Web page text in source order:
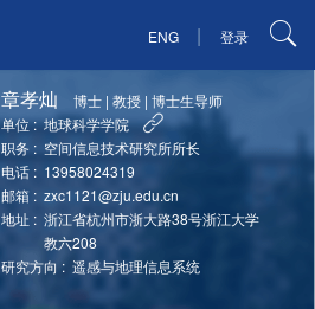
ENG | 登录
章孝灿 博士 |教授 |博士生导师
单位 : 地球科学学院
职务 : 空间信息技术研究所所长
电话 : 13958024319
邮箱 : zxc1121@zju.edu.cn
地址 : 浙江省杭州市浙大路38号浙江大学
教六208
研究方向 : 遥感与地理信息系统